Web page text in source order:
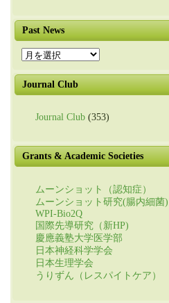
Past News
Past
News
Journal Club
Journal Club (353)
Grants & Academic Societies
ムーンショット（認知症）
ムーンショット研究(腸内細菌)
WPI-Bio2Q
国際先導研究（新HP)
慶應義塾大学医学部
日本神経科学学会
日本生理学会
うりずん（レスパイトケア）